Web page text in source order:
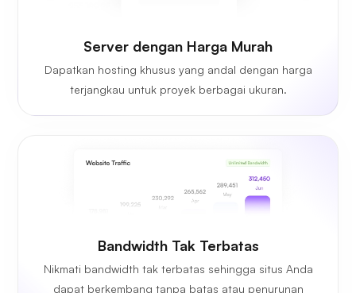
Server dengan Harga Murah
Dapatkan hosting khusus yang andal dengan harga
terjangkau untuk proyek berbagai ukuran.
Bandwidth Tak Terbatas
Nikmati bandwidth tak terbatas sehingga situs Anda
dapat berkembang tanpa batas atau penurunan